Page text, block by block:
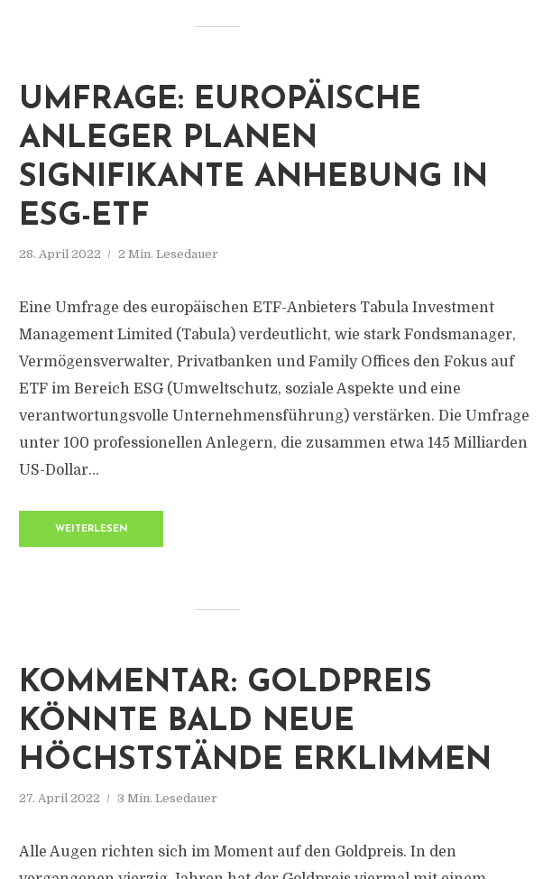
UMFRAGE: EUROPÄISCHE
ANLEGER PLANEN
SIGNIFIKANTE ANHEBUNG IN
ESG-ETF
28. April 2022 2 Min. Lesedauer
Eine Umfrage des europäischen ETF-Anbieters Tabula Investment
Management Limited (Tabula) verdeutlicht, wie stark Fondsmanager,
Vermögensverwalter, Privatbanken und Family Offices den Fokus auf
ETF im Bereich ESG (Umweltschutz, soziale Aspekte und eine
verantwortungsvolle Unternehmensführung) verstärken. Die Umfrage
unter 100 professionellen Anlegern, die zusammen etwa 145 Milliarden
US-Dollar...
WEITERLESEN
KOMMENTAR: GOLDPREIS
KÖNNTE BALD NEUE
HÖCHSTSTÄNDE ERKLIMMEN
27. April 2022 3 Min. Lesedauer
Alle Augen richten sich im Moment auf den Goldpreis. In den